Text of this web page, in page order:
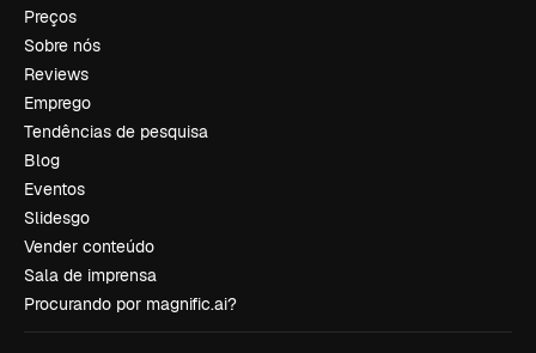
Preços
Sobre nós
Reviews
Emprego
Tendências de pesquisa
Blog
Eventos
Slidesgo
Vender conteúdo
Sala de imprensa
Procurando por magnific.ai?